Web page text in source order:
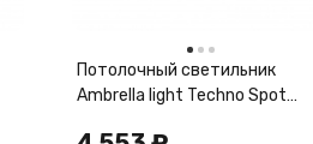
Потолочный светильник
Ambrella light Techno Spot